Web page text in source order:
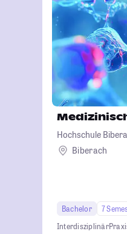
Hochschule
Betriebswirtschaft
Biberach
Bachelor
7
Interdisziplinär